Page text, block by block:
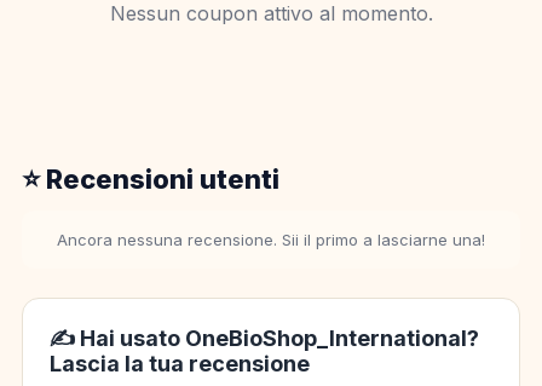
Nessun coupon attivo al momento.
⭐ Recensioni utenti
Ancora nessuna recensione. Sii il primo a lasciarne una!
✍️ Hai usato OneBioShop_International?
Lascia la tua recensione